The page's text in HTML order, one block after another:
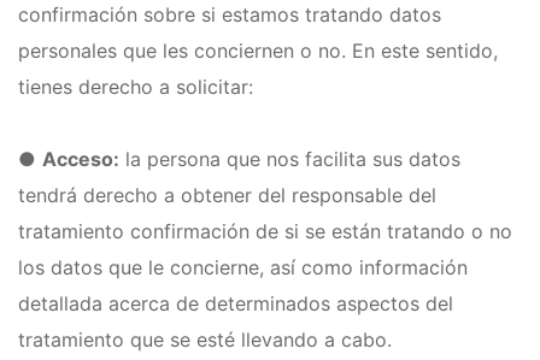
confirmación sobre si estamos tratando datos
personales que les conciernen o no. En este sentido,
tienes derecho a solicitar:
● Acceso: la persona que nos facilita sus datos
tendrá derecho a obtener del responsable del
tratamiento confirmación de si se están tratando o no
los datos que le concierne, así como información
detallada acerca de determinados aspectos del
tratamiento que se esté llevando a cabo.